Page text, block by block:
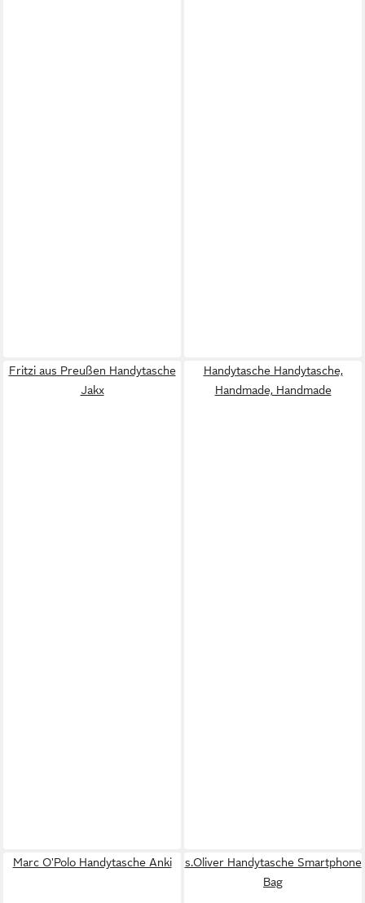
Fritzi aus Preußen Handytasche
Jakx
Handytasche Handytasche,
Handmade, Handmade
Marc O'Polo Handytasche Anki
s.Oliver Handytasche Smartphone
Bag